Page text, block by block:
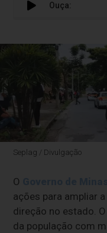
Ouça:
Seplag / Divulgação
O
ações para ampliar
direção no estado.
da população com